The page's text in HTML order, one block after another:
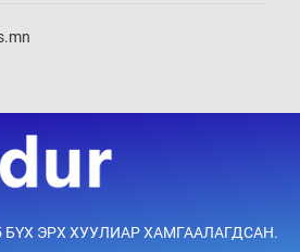
шинэчлэн тогтоох нь
мин
хүрэл медаль хүртэв
БҮХ ЭРХ ХУУЛИАР ХАМГААЛАГДСАН.